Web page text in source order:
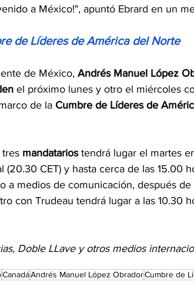
a México!", apuntó Ebrard en un
de Líderes de América del Norte
de México, Andrés Manuel López
el próximo lunes y otro el miércoles
de la Cumbre de Líderes de
tres mandatarios tendrá lugar el martes
(20.30 CET) y hasta cerca de las 15.00
a medios de comunicación, después
con Trudeau tendrá lugar a las 10.30
Doble LLave y otros medios
CanadáAndrés Manuel López ObradorCumbre de